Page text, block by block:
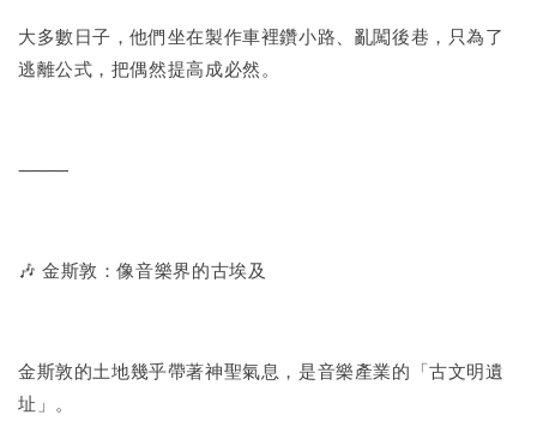
大多數日子，他們坐在製作車裡鑽小路、亂闖後巷，只為了
逃離公式，把偶然提高成必然。
⸻
🎶 金斯敦：像音樂界的古埃及
金斯敦的土地幾乎帶著神聖氣息，是音樂產業的「古文明遺
址」。